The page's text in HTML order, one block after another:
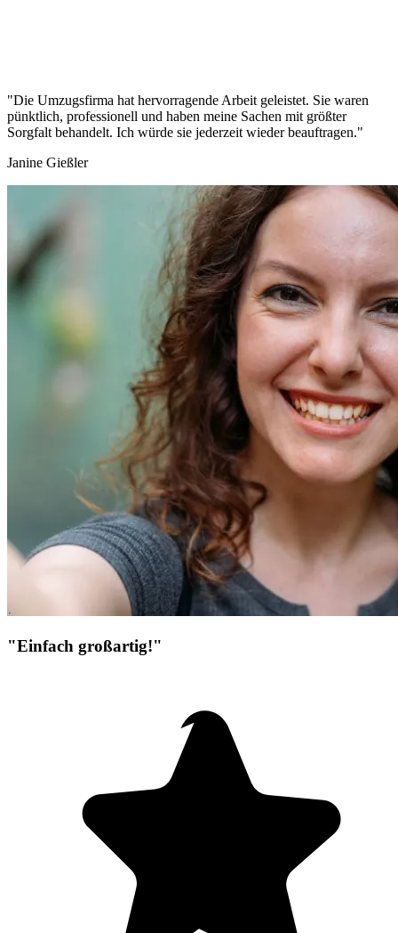
"Die Umzugsfirma hat hervorragende Arbeit geleistet. Sie waren
pünktlich, professionell und haben meine Sachen mit größter
Sorgfalt behandelt. Ich würde sie jederzeit wieder beauftragen."
Janine Gießler
"Einfach großartig!"